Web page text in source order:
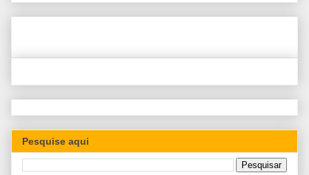
Pesquise aqui